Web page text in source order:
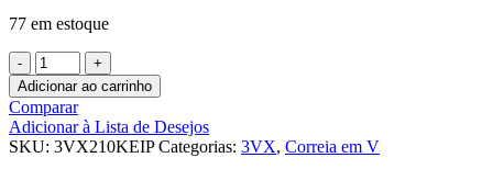
77 em estoque
CORREIA
EM
V
3VX210
KEIPER
quantidade
Adicionar ao carrinho
Comparar
Adicionar à Lista de Desejos
SKU: 3VX210KEIPCategorias: 3VX, Correia em V